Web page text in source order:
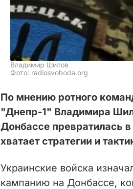
Владимир Шилов
Фото: radiosvoboda.org
По мнению ротного
"Днепр-1" Владимира
Донбассе превратилась
хватает стратегии и
Украинские войска
кампанию на Донбассе,